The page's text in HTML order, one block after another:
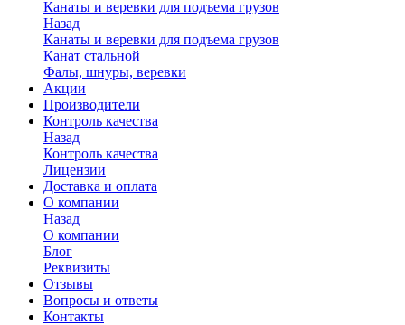
Канаты и веревки для подъема грузов
Назад
Канаты и веревки для подъема грузов
Канат стальной
Фалы, шнуры, веревки
Акции
Производители
Контроль качества
Назад
Контроль качества
Лицензии
Доставка и оплата
О компании
Назад
О компании
Блог
Реквизиты
Отзывы
Вопросы и ответы
Контакты